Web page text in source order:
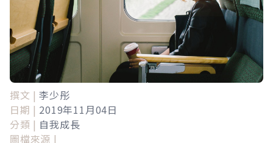
撰文 | 李少彤
日期 | 2019年11月04日
分類 | 自我成長
圖檔來源 |